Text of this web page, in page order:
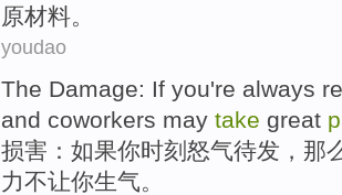
原材料。
youdao
The Damage: If you're always
and coworkers may take great
损害 ： 如果你时刻 怒气待发 ，那
力不让你生气。